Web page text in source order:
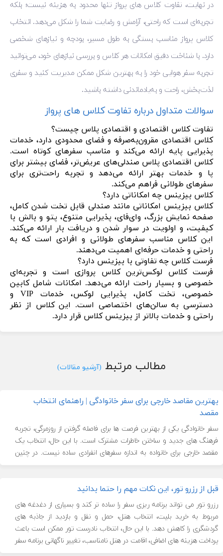
در نهایت، تفاوت کلاس های پرواز تنها محدود به هزینه نیست؛ بلکه
تجربه‌ای است که راحتی، آرامش و رضایت شما را شکل می‌دهد. انتخاب
کلاس پرواز مناسب بستگی به طول مسیر، بودجه و نیازهای شخصی
دارد. با شناخت دقیق امکانات هر کلاس و بررسی نیازهای خود، می‌توانید
تجربه سفر هوایی خود را به بهترین شکل ممکن مدیریت کنید و سفری
لذت‌بخش، راحت و به‌یادماندنی داشته باشید.
سوالات متداول درباره تفاوت کلاس های پرواز
تفاوت کلاس اقتصادی و اقتصادی پلاس چیست؟
کلاس اقتصادی مقرون‌به‌صرفه و فضای محدودی دارد، خدمات
پذیرایی پایه ارائه می‌کند و مناسب سفرهای کوتاه است.
کلاس اقتصادی پلاس صندلی‌های عریض‌تر، فضای بیشتر برای
پا و خدمات بهتر ارائه می‌دهد و تجربه راحت‌تری برای
سفرهای طولانی فراهم می‌کند.
کلاس بیزینس چه امکاناتی دارد؟
کلاس بیزینس امکاناتی مانند صندلی قابل تخت شدن کامل،
صفحه نمایش بزرگ، وای‌فای، پذیرایی متنوع، پتو و بالش با
کیفیت، و اولویت در سوار شدن و دریافت بار ارائه می‌کند.
این کلاس مناسب سفرهای طولانی و افرادی است که به
راحتی و خدمات حرفه‌ای اهمیت می‌دهند.
فرست کلاس چه تفاوتی با بیزینس دارد؟
فرست کلاس لوکس‌ترین کلاس پروازی است و تجربه‌ای
خصوصی و بسیار راحت ارائه می‌دهد. امکانات شامل کابین
خصوصی، تخت کامل، پذیرایی لوکس، خدمات VIP و
دسترسی به سالن‌های اختصاصی است. این کلاس از نظر
راحتی و خدمات بالاتر از بیزینس کلاس قرار دارد.
مطالب مرتبط (آرشیو مقالات)
بهترین مقاصد خارجی برای سفر خانوادگی | راهنمای انتخاب
مقصد
سفر خانوادگی یکی از بهترین فرصت ها برای فاصله گرفتن از روزمرگی، تجربه
فرهنگ های جدید و ساختن خاطرات مشترک است. با این حال، انتخاب یک
مقصد خارجی برای خانواده به اندازه سفرهای انفرادی ساده نیست. در چنین
قبل از رزرو تور، این نکات مهم را حتما بدانید
رزرو تور می تواند برنامه ریزی سفر را ساده تر کند و بسیاری از دغدغه های
مربوط به خرید بلیت، انتخاب هتل، حمل و نقل و بازدید از جاذبه های
گردشگری را کاهش دهد. با این حال، انتخاب نادرست تور ممکن است باعث
پرداخت هزینه های اضافی، اقامت در هتل نامناسب، تغییر ناگهانی برنامه سفر